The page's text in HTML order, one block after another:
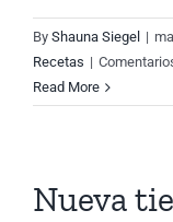
By Shauna Siegel |
Recetas |
Read More
Nueva